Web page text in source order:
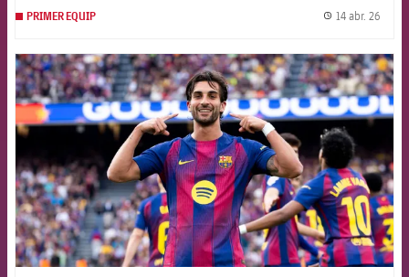
PRIMER EQUIP 14 abr. 26
FCB Barcelona badge